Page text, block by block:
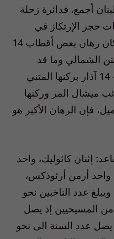
أجمع. فدائرة زحلة
حجر الإرتكاز في
تحديد وجهة الفائز. وإذا كان رهان بعض أقطاب 14
الشمالي وما قد
تحصده لائحة المستقلين- 14 آذار بركنها المتني
ميشال المر وركنها
فإن الرهان الأكبر هو
إثنان كاثوليك، واحد
واحد أرمن أرثوذكس،
عدد الناخبين نحو
من المسيحيين إذ يصل
فيما يصل عدد السنة الى نحو